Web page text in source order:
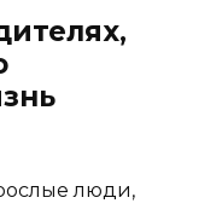
люди,